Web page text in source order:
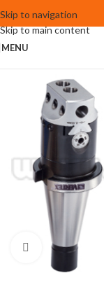
Skip to navigation
Skip to main content
MENU
Click to enlarge